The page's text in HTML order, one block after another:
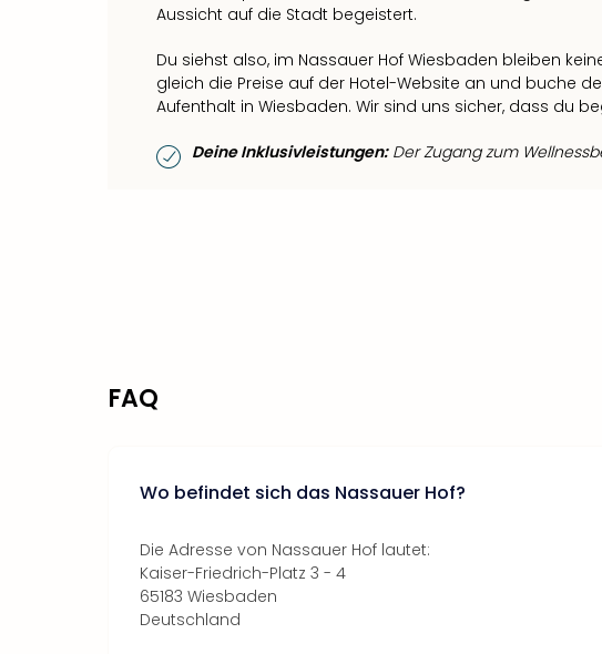
Aussicht auf die Stadt begeistert.
Du siehst also, im Nassauer Hof Wiesbaden bleiben
gleich die Preise auf der Hotel-Website an und buche
Aufenthalt in Wiesbaden. Wir sind uns sicher, dass du
Deine Inklusivleistungen:Der Zugang zum
FAQ
Wo befindet sich das Nassauer Hof?
Die Adresse von Nassauer Hof lautet:
Kaiser-Friedrich-Platz 3 - 4
65183 Wiesbaden
Deutschland